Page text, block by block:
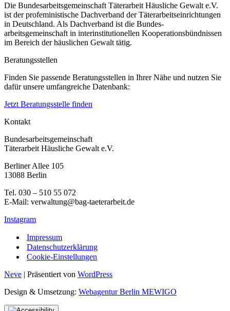
Die Bundesarbeitsgemeinschaft Täterarbeit Häusliche Gewalt e.V.
ist der profeministische Dachverband der Täterarbeitseinrichtungen
in Deutschland. Als Dachverband ist die Bundes-
arbeitsgemeinschaft in interinstitutionellen Kooperationsbündnissen
im Bereich der häuslichen Gewalt tätig.
Beratungsstellen
Finden Sie passende Beratungsstellen in Ihrer Nähe und nutzen Sie
dafür unsere umfangreiche Datenbank:
Jetzt Beratungsstelle finden
Kontakt
Bundesarbeitsgemeinschaft
Täterarbeit Häusliche Gewalt e.V.
Berliner Allee 105
13088 Berlin
Tel. 030 – 510 55 072
E-Mail: verwaltung@bag-taeterarbeit.de
Instagram
Impressum
Datenschutzerklärung
Cookie-Einstellungen
Neve | Präsentiert von WordPress
Design & Umsetzung: Webagentur Berlin MEWIGO